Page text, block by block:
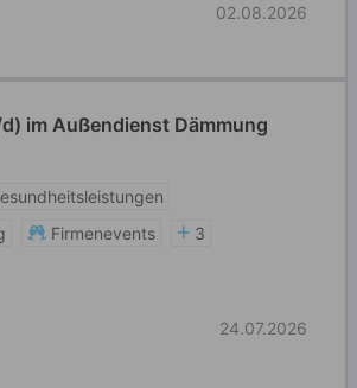
02.08.2026
im Außendienst Dämmung
Firmenevents
3
24.07.2026